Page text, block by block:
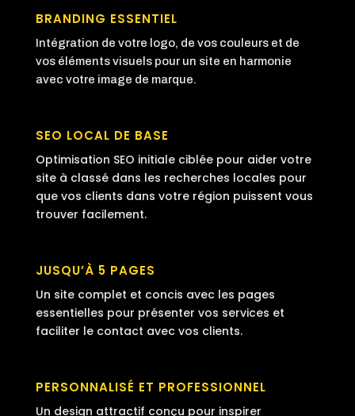
BRANDING ESSENTIEL
Intégration de votre logo, de vos couleurs et de
vos éléments visuels pour un site en harmonie
avec votre image de marque.
SEO LOCAL DE BASE
Optimisation SEO initiale ciblée pour aider votre
site à classé dans les recherches locales pour
que vos clients dans votre région puissent vous
trouver facilement.
JUSQU’À 5 PAGES
Un site complet et concis avec les pages
essentielles pour présenter vos services et
faciliter le contact avec vos clients.
PERSONNALISÉ ET PROFESSIONNEL
Un design attractif conçu pour inspirer